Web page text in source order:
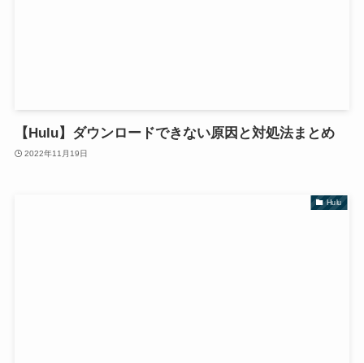
【Hulu】ダウンロードできない原因と対処法まとめ
2022年11月19日
Hulu